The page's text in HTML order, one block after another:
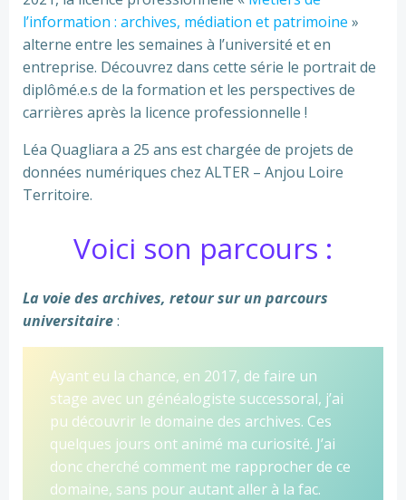
l’information : archives, médiation et patrimoine »
alterne entre les semaines à l’université et en
entreprise. Découvrez dans cette série le portrait de
diplômé.e.s de la formation et les perspectives de
carrières après la licence professionnelle !
Léa Quagliara a 25 ans est chargée de projets de
données numériques chez ALTER – Anjou Loire
Territoire.
Voici son parcours :
La voie des archives, retour sur un parcours
universitaire:
Ayant eu la chance, en 2017, de faire un
stage avec un généalogiste successoral, j’ai
pu découvrir le domaine des archives. Ces
quelques jours ont animé ma curiosité. J’ai
donc cherché comment me rapprocher de ce
domaine, sans pour autant aller à la fac.